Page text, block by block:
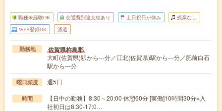
職種未経験OK 交通費別途支給あり 土日祝日が休み 残業なし
WEB登録OK 派遣
勤務地 佐賀県杵島郡
大町(佐賀県)駅から---分／江北(佐賀県)駅から---分／肥前白石
駅から---分
曜日頻度 週5日
時間
【日中の勤務】8:30～20:00 休憩60分 [実働]10時間30分※入
社初日は8:30-17:0…